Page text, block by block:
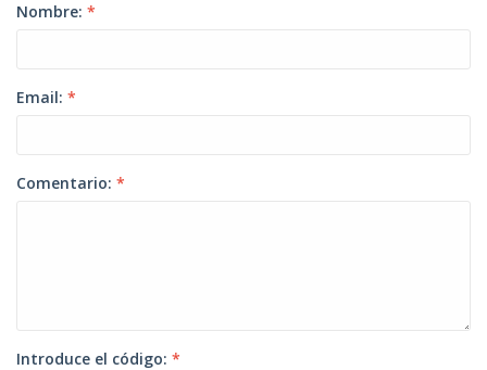
Nombre: *
Email: *
Comentario: *
Introduce el código: *